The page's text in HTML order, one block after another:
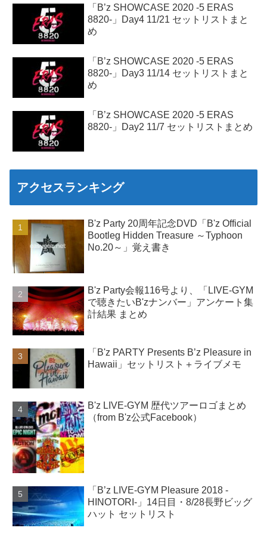
「B’z SHOWCASE 2020 -5 ERAS
8820-」Day4 11/21 セットリストまと
め
「B’z SHOWCASE 2020 -5 ERAS
8820-」Day3 11/14 セットリストまと
め
「B’z SHOWCASE 2020 -5 ERAS
8820-」Day2 11/7 セットリストまとめ
アクセスランキング
B'z Party 20周年記念DVD「B'z Official
Bootleg Hidden Treasure ～Typhoon
No.20～」覚え書き
B'z Party会報116号より、「LIVE-GYM
で聴きたいB'zナンバー」アンケート集
計結果 まとめ
「B'z PARTY Presents B’z Pleasure in
Hawaii」セットリスト＋ライブメモ
B'z LIVE-GYM 歴代ツアーロゴまとめ
（from B'z公式Facebook）
「B’z LIVE-GYM Pleasure 2018 -
HINOTORI-」14日目・8/28長野ビッグ
ハット セットリスト